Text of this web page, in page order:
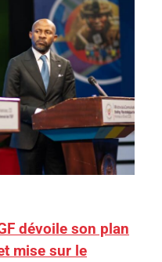
dévoile son plan
mise sur le